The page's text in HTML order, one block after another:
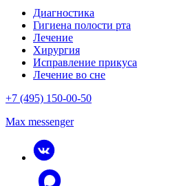
Диагностика
Гигиена полости рта
Лечение
Хирургия
Исправление прикуса
Лечение во сне
+7 (495) 150-00-50
Max messenger